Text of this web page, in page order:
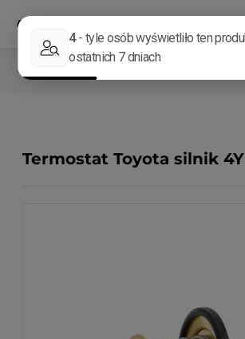
Termostat Toyota silnik 4Y